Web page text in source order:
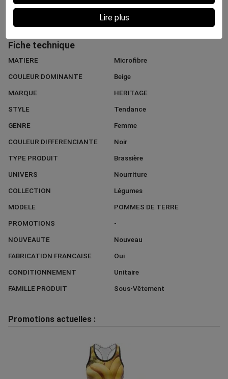
Fiche technique
MATIERE
Microfibre
COULEUR DOMINANTE
Beige
MARQUE
HERITAGE
STYLE
Tendance
GENRE
Femme
COULEUR DIFFERENCIANTE
Noir
TYPE PRODUIT
Brassière
UNIVERS
Nourriture
COLLECTION
Légumes
MODELE
POMMES DE TERRE
PROMOTIONS
-
NOUVEAUTE
Nouveau
FABRICATION FRANCAISE
Oui
CONDITIONNEMENT
Unitaire
FAMILLE PRODUIT
Sous-Vêtement
Promotions actuelles :
Lire plus